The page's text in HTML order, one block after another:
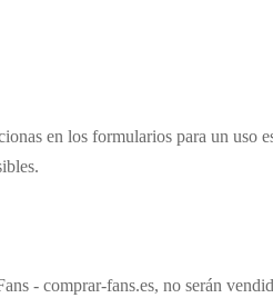
en los formularios para un uso
- comprar-fans.es, no serán